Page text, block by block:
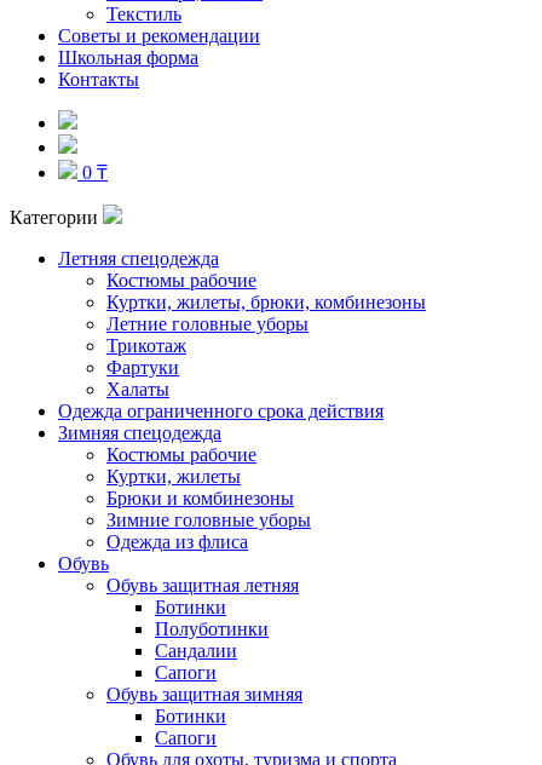
Текстиль
Советы и рекомендации
Школьная форма
Контакты
0 ₸
Категории
Летняя спецодежда
Костюмы рабочие
Куртки, жилеты, брюки, комбинезоны
Летние головные уборы
Трикотаж
Фартуки
Халаты
Одежда ограниченного срока действия
Зимняя спецодежда
Костюмы рабочие
Куртки, жилеты
Брюки и комбинезоны
Зимние головные уборы
Одежда из флиса
Обувь
Обувь защитная летняя
Ботинки
Полуботинки
Сандалии
Сапоги
Обувь защитная зимняя
Ботинки
Сапоги
Обувь для охоты, туризма и спорта